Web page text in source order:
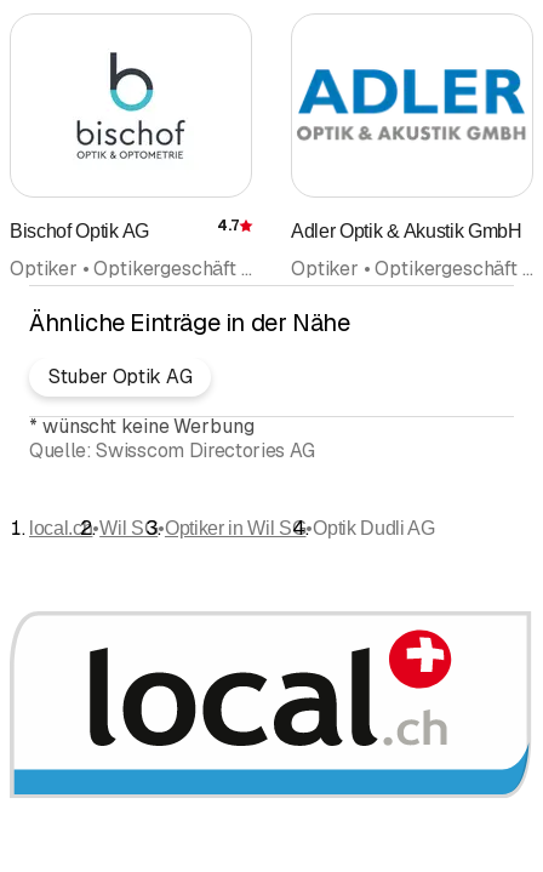
Bischof Optik AG Bewertung
4.7
Optiker • Optikergeschäft • Optometrie • Brillen Kontaktlinsen • Augentraining • Kontaktlinsen • Sonnenschutz
Adler Optik & Akustik GmbH
Optiker • Optikergeschäft • Hörgeräte Hörberatung • Brillen Kontaktlinsen
Ähnliche Einträge in der Nähe
Stuber Optik AG
* wünscht keine Werbung
Quelle: Swisscom Directories AG
local.ch•Wil SG•Optiker in Wil SG•Optik Dudli AG